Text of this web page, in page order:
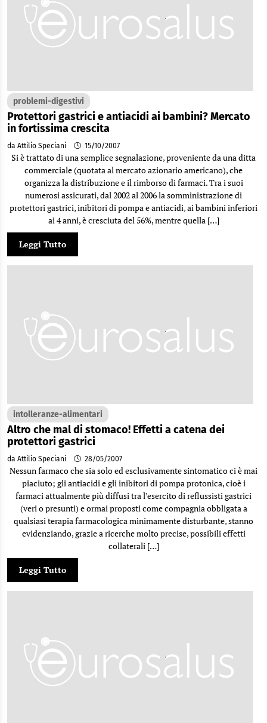
problemi-digestivi
Protettori gastrici e antiacidi ai bambini? Mercato
in fortissima crescita
da Attilio Speciani 15/10/2007
Si è trattato di una semplice segnalazione, proveniente da una ditta
commerciale (quotata al mercato azionario americano), che
organizza la distribuzione e il rimborso di farmaci. Tra i suoi
numerosi assicurati, dal 2002 al 2006 la somministrazione di
protettori gastrici, inibitori di pompa e antiacidi, ai bambini inferiori
ai 4 anni, è cresciuta del 56%, mentre quella […]
Leggi Tutto
intolleranze-alimentari
Altro che mal di stomaco! Effetti a catena dei
protettori gastrici
da Attilio Speciani 28/05/2007
Nessun farmaco che sia solo ed esclusivamente sintomatico ci è mai
piaciuto; gli antiacidi e gli inibitori di pompa protonica, cioè i
farmaci attualmente più diffusi tra l’esercito di reflussisti gastrici
(veri o presunti) e ormai proposti come compagnia obbligata a
qualsiasi terapia farmacologica minimamente disturbante, stanno
evidenziando, grazie a ricerche molto precise, possibili effetti
collaterali […]
Leggi Tutto